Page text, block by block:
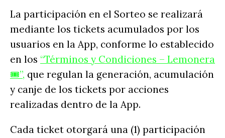
La participación en el Sorteo se realizará
mediante los tickets acumulados por los
usuarios en la App, conforme lo establecido
en los “Términos y Condiciones – Lemonera
🎟️”, que regulan la generación, acumulación
y canje de los tickets por acciones
realizadas dentro de la App.
Cada ticket otorgará una (1) participación